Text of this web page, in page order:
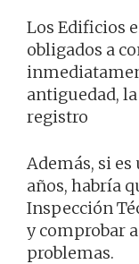
Los Edificios
obligados a
antiguedad,
registro
Además, si es
años, habría
Inspección
y comprobar
problemas.